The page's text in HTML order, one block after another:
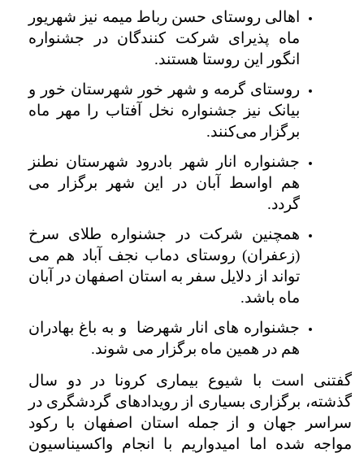
اهالی روستای حسن رباط میمه نیز شهریور
ماه پذیرای شرکت کنندگان در جشنواره
انگور این روستا هستند.
روستای گرمه و شهر خور شهرستان خور و
بیانک نیز جشنواره نخل آفتاب را مهر ماه
برگزار می‌کنند.
جشنواره انار شهر بادرود شهرستان نطنز
هم اواسط آبان در این شهر برگزار می
گردد.
همچنین شرکت در جشنواره طلای سرخ
(زعفران) روستای دماب نجف آباد هم می
تواند از دلایل سفر به استان اصفهان در آبان
ماه باشد.
جشنواره های انار شهرضا و به باغ بهادران
هم در همین ماه برگزار می شوند.
گفتنی است با شیوع بیماری کرونا در دو سال
گذشته، برگزاری بسیاری از رویدادهای گردشگری در
سراسر جهان و از جمله استان اصفهان با رکود
مواجه شده اما امیدواریم با انجام واکسیناسیون